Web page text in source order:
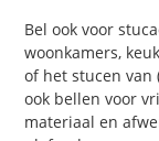
Bel ook voor
woonkamers,
of het stucen
ook bellen voor
materiaal en